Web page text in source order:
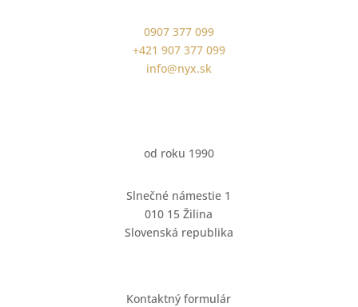
0907 377 099
+421 907 377 099
info@nyx.sk
od roku 1990
Slnečné námestie 1
010 15 Žilina
Slovenská republika
Kontaktný formulár